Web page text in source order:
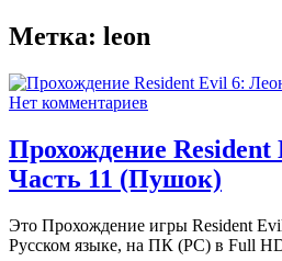
Метка: leon
Нет комментариев
Прохождение
Часть 11 (Пушок)
Это Прохождение игры Resident
Русском языке, на ПК (PC) в Full